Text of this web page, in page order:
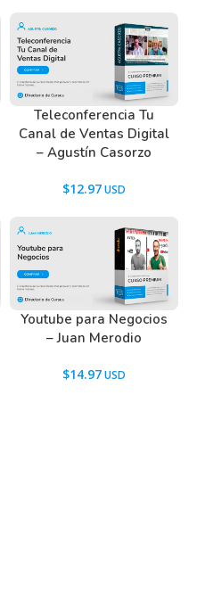
Teleconferencia Tu
Canal de Ventas Digital
– Agustín Casorzo
$12.97
Youtube para Negocios
– Juan Merodio
$14.97